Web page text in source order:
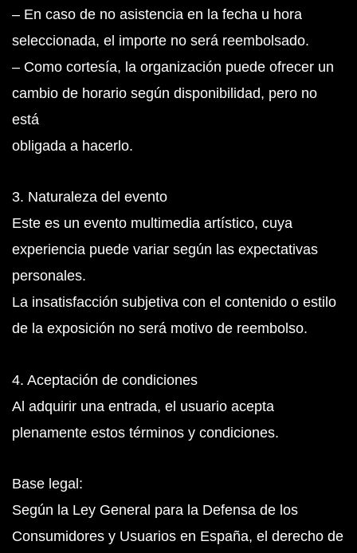
– En caso de no asistencia en la fecha u hora
seleccionada, el importe no será reembolsado.
– Como cortesía, la organización puede ofrecer un
cambio de horario según disponibilidad, pero no
está
obligada a hacerlo.
3. Naturaleza del evento
Este es un evento multimedia artístico, cuya
experiencia puede variar según las expectativas
personales.
La insatisfacción subjetiva con el contenido o estilo
de la exposición no será motivo de reembolso.
4. Aceptación de condiciones
Al adquirir una entrada, el usuario acepta
plenamente estos términos y condiciones.
Base legal:
Según la Ley General para la Defensa de los
Consumidores y Usuarios en España, el derecho de